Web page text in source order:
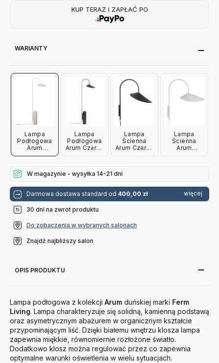
KUP TERAZ I ZAPŁAĆ PO
WARIANTY
Lampa
Podłogowa
Arum
Kaszmirowa
Lampa
Podłogowa
Arum Czarna
Lampa
Ścienna
Arum Czarna
Lampa
Ścienna
Arum
W magazynie - wysyłka 14-21 dni
Darmowa dostawa standard od 400,00 zł więcej
30 dni na zwrot produktu
Do zobaczenia w wybranych salonach
Znajdź najbliższy salon
OPIS PRODUKTU
Lampa podłogowa z kolekcji Arum duńskiej marki Ferm
Living. Lampa charakteryzuje się solidną, kamienną podstawą
oraz asymetrycznym abażurem w organicznym kształcie
przypominającym liść. Dzięki białemu wnętrzu klosza lampa
zapewnia miękkie, równomiernie rozłożone światło.
Dodatkowo klosz można regulować przez co zapewnia
optymalne warunki oświetlenia w wielu sytuacjach.